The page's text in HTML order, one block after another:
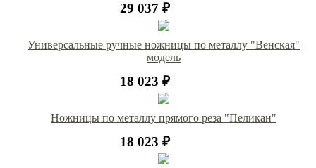
29 037 ₽
Универсальные ручные ножницы по металлу "Венская"
модель
18 023 ₽
Ножницы по металлу прямого реза "Пеликан"
18 023 ₽